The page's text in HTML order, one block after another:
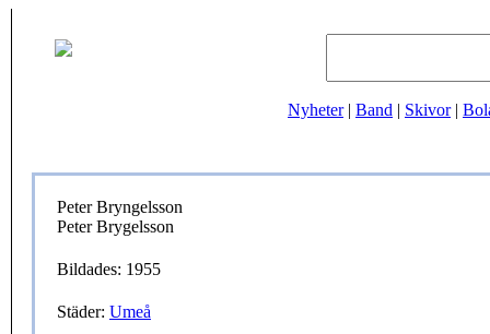
Nyheter| Band | Skivor|
Peter Bryngelsson
Peter Brygelsson
Bildades: 1955
Städer: Umeå